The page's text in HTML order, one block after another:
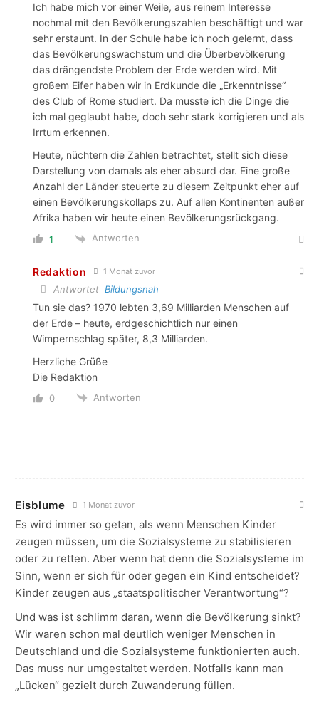
Ich habe mich vor einer Weile, aus reinem Interesse
nochmal mit den Bevölkerungszahlen beschäftigt und war
sehr erstaunt. In der Schule habe ich noch gelernt, dass
das Bevölkerungswachstum und die Überbevölkerung
das drängendste Problem der Erde werden wird. Mit
großem Eifer haben wir in Erdkunde die „Erkenntnisse“
des Club of Rome studiert. Da musste ich die Dinge die
ich mal geglaubt habe, doch sehr stark korrigieren und als
Irrtum erkennen.
Heute, nüchtern die Zahlen betrachtet, stellt sich diese
Darstellung von damals als eher absurd dar. Eine große
Anzahl der Länder steuerte zu diesem Zeitpunkt eher auf
einen Bevölkerungskollaps zu. Auf allen Kontinenten außer
Afrika haben wir heute einen Bevölkerungsrückgang.
1 Antworten
Redaktion 1 Monat zuvor
Antwortet Bildungsnah
Tun sie das? 1970 lebten 3,69 Milliarden Menschen auf
der Erde – heute, erdgeschichtlich nur einen
Wimpernschlag später, 8,3 Milliarden.
Herzliche Grüße
Die Redaktion
0 Antworten
Eisblume 1 Monat zuvor
Es wird immer so getan, als wenn Menschen Kinder
zeugen müssen, um die Sozialsysteme zu stabilisieren
oder zu retten. Aber wenn hat denn die Sozialsysteme im
Sinn, wenn er sich für oder gegen ein Kind entscheidet?
Kinder zeugen aus „staatspolitischer Verantwortung“?
Und was ist schlimm daran, wenn die Bevölkerung sinkt?
Wir waren schon mal deutlich weniger Menschen in
Deutschland und die Sozialsysteme funktionierten auch.
Das muss nur umgestaltet werden. Notfalls kann man
„Lücken“ gezielt durch Zuwanderung füllen.